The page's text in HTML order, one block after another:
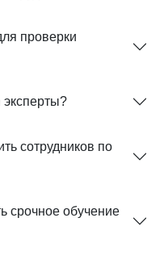
проверки
сотрудников по
срочное обучение